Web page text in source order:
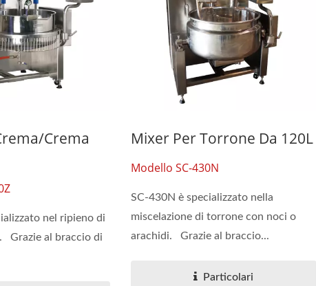
crema
nel ripieno di
Grazie al braccio di
Mixer Per Torrone Da 120L
Modello SC-430N
SC-430N è specializzato nella
miscelazione di torrone con noci o
arachidi. Grazie al braccio...
Particolari